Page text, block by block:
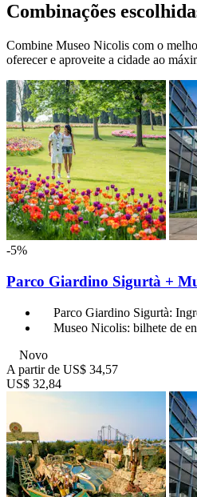
Combinações
Combine Museo Nicolis com o
oferecer e aproveite a cidade ao
-5%
Parco Giardino Sigurtà +
Parco Giardino Sigurtà:
Museo Nicolis: bilhete de
Novo
A partir de US$ 34,57
US$ 32,84